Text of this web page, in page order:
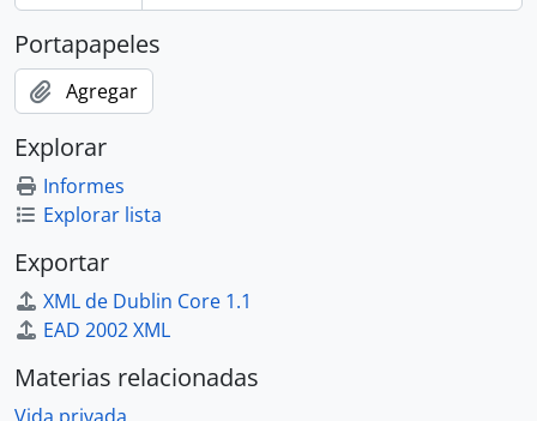
Portapapeles
Agregar
Explorar
Informes
Explorar lista
Exportar
XML de Dublin Core 1.1
EAD 2002 XML
Materias relacionadas